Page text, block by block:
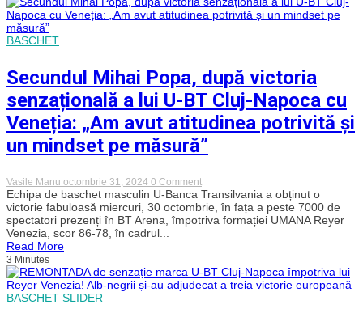
său!”
Napoca:
„A
bătălie”
BASCHET
Secundul Mihai Popa, după victoria
senzațională a lui U-BT Cluj-Napoca cu
Veneția: „Am avut atitudinea potrivită și
un mindset pe măsură”
Vasile Manu octombrie 31, 2024 0 Commenton
Secundul
Mihai
Popa,
după
lui
U-
BT
Echipa de baschet masculin U-Banca Transilvania a obținut o
victorie fabuloasă miercuri, 30 octombrie, în fața a peste 7000 de
spectatori prezenți în BT Arena, împotriva formației UMANA Reyer
Venezia, scor 86-78, în cadrul...
Read More
3 Minutes
BASCHET SLIDER